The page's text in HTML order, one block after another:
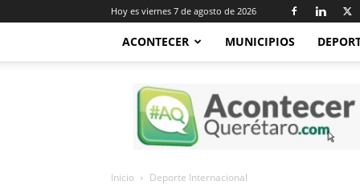
Hoy es viernes 7 de agosto de 2026
ACONTECER MUNICIPIOS
Acontecer
Querétaro
Inicio Deporte Internacional